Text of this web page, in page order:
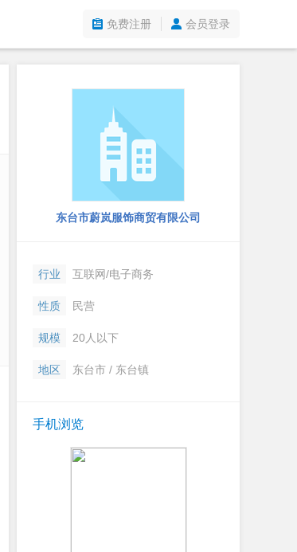
免费注册 会员登录
东台市蔚岚服饰商贸有限公司
行业 互联网/电子商务
性质 民营
规模 20人以下
地区 东台市 / 东台镇
手机浏览